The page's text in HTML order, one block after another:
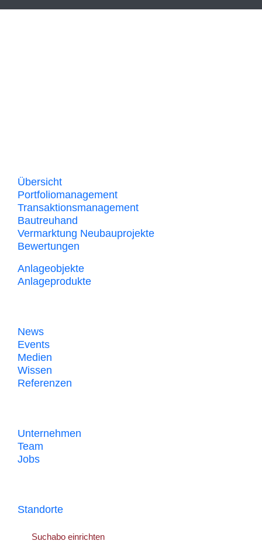
Übersicht
Portfoliomanagement
Transaktionsmanagement
Bautreuhand
Vermarktung Neubauprojekte
Bewertungen
Anlageobjekte
Anlageprodukte
News
Events
Medien
Wissen
Referenzen
Unternehmen
Team
Jobs
Standorte
Suchabo einrichten